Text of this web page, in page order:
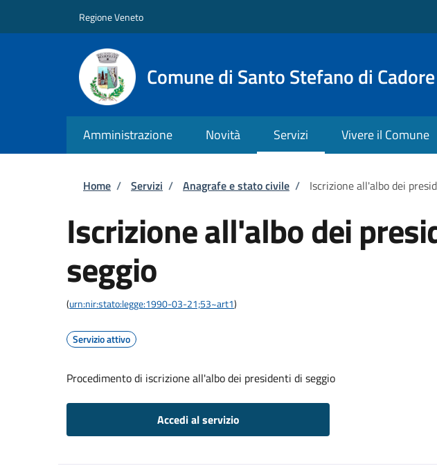
Regione Veneto
Comune di Santo Stefano di Cadore
Amministrazione Novità Servizi Vivere il Comune
Briciole di pane
Home / Servizi / Anagrafe e stato civile / Iscrizione all'albo dei
Iscrizione all'albo dei
seggio
(urn:nir:stato:legge:1990-03-21;53~art1)
Servizio attivo
Procedimento di iscrizione all'albo dei presidenti di seggio
Accedi al servizio